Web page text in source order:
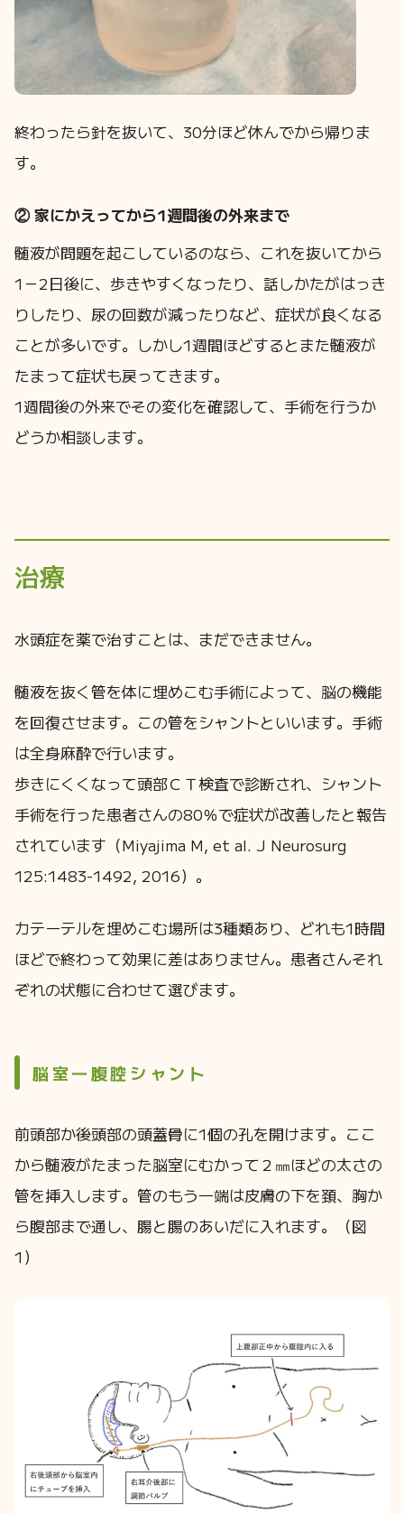
終わったら針を抜いて、30分ほど休んでから帰りま
す。
② 家にかえってから1週間後の外来まで
髄液が問題を起こしているのなら、これを抜いてから
1－2日後に、歩きやすくなったり、話しかたがはっき
りしたり、尿の回数が減ったりなど、症状が良くなる
ことが多いです。しかし1週間ほどするとまた髄液が
たまって症状も戻ってきます。
1週間後の外来でその変化を確認して、手術を行うか
どうか相談します。
治療
水頭症を薬で治すことは、まだできません。
髄液を抜く管を体に埋めこむ手術によって、脳の機能
を回復させます。この管をシャントといいます。手術
は全身麻酔で行います。
歩きにくくなって頭部ＣＴ検査で診断され、シャント
手術を行った患者さんの80％で症状が改善したと報告
されています（Miyajima M, et al. J Neurosurg
125:1483-1492, 2016）。
カテーテルを埋めこむ場所は3種類あり、どれも1時間
ほどで終わって効果に差はありません。患者さんそれ
ぞれの状態に合わせて選びます。
脳室―腹腔シャント
前頭部か後頭部の頭蓋骨に1個の孔を開けます。ここ
から髄液がたまった脳室にむかって２㎜ほどの太さの
管を挿入します。管のもう一端は皮膚の下を頚、胸か
ら腹部まで通し、腸と腸のあいだに入れます。（図
1）